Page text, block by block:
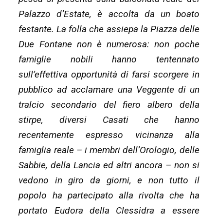
Palazzo d’Estate, è accolta da un boato
festante. La folla che assiepa la Piazza delle
Due Fontane non è numerosa: non poche
famiglie nobili hanno tentennato
sull’effettiva opportunità di farsi scorgere in
pubblico ad acclamare una Veggente di un
tralcio secondario del fiero albero della
stirpe, diversi Casati che hanno
recentemente espresso vicinanza alla
famiglia reale – i membri dell’Orologio, delle
Sabbie, della Lancia ed altri ancora – non si
vedono in giro da giorni, e non tutto il
popolo ha partecipato alla rivolta che ha
portato Eudora della Clessidra a essere